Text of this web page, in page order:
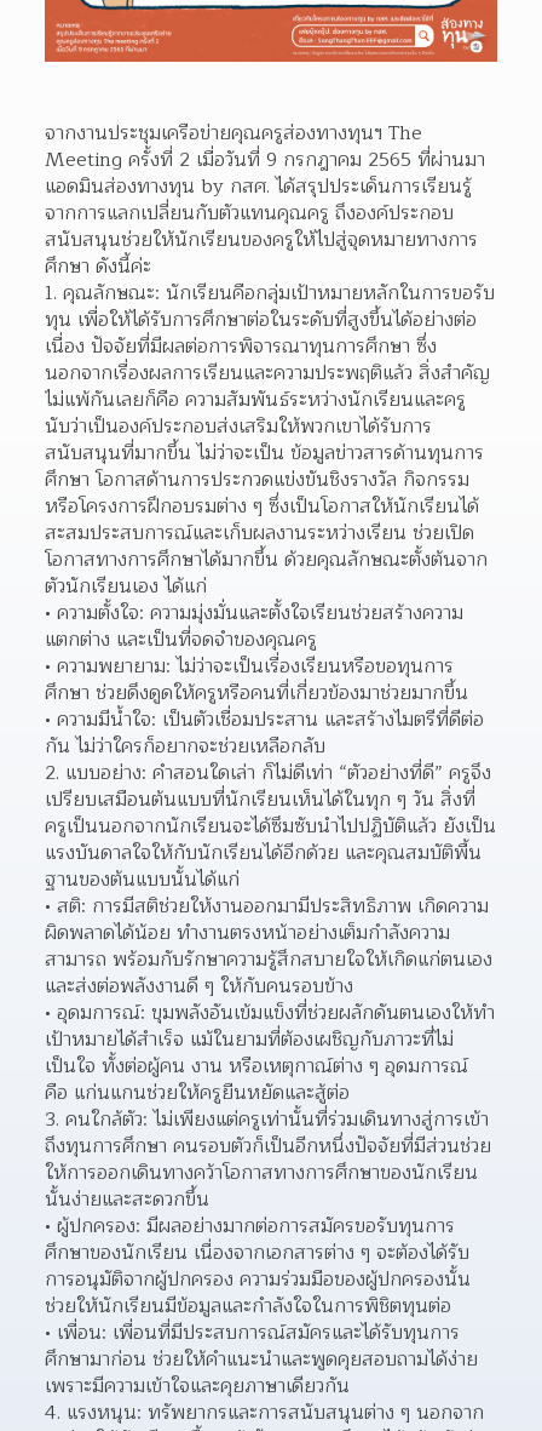
จากงานประชุมเครือข่ายคุณครูส่องทางทุนฯ The
Meeting ครั้งที่ 2 เมื่อวันที่ 9 กรกฎาคม 2565 ที่ผ่านมา
แอดมินส่องทางทุน by กสศ. ได้สรุปประเด็นการเรียนรู้
จากการแลกเปลี่ยนกับตัวแทนคุณครู ถึงองค์ประกอบ
สนับสนุนช่วยให้นักเรียนของครูให้ไปสู่จุดหมายทางการ
ศึกษา ดังนี้ค่ะ
1. คุณลักษณะ: นักเรียนคือกลุ่มเป้าหมายหลักในการขอรับ
ทุน เพื่อให้ได้รับการศึกษาต่อในระดับที่สูงขึ้นได้อย่างต่อ
เนื่อง ปัจจัยที่มีผลต่อการพิจารณาทุนการศึกษา ซึ่ง
นอกจากเรื่องผลการเรียนและความประพฤติแล้ว สิ่งสำคัญ
ไม่แพ้กันเลยก็คือ ความสัมพันธ์ระหว่างนักเรียนและครู
นับว่าเป็นองค์ประกอบส่งเสริมให้พวกเขาได้รับการ
สนับสนุนที่มากขึ้น ไม่ว่าจะเป็น ข้อมูลข่าวสารด้านทุนการ
ศึกษา โอกาสด้านการประกวดแข่งขันชิงรางวัล กิจกรรม
หรือโครงการฝึกอบรมต่าง ๆ ซึ่งเป็นโอกาสให้นักเรียนได้
สะสมประสบการณ์และเก็บผลงานระหว่างเรียน ช่วยเปิด
โอกาสทางการศึกษาได้มากขึ้น ด้วยคุณลักษณะตั้งต้นจาก
ตัวนักเรียนเอง ได้แก่
ความตั้งใจ: ความมุ่งมั่นและตั้งใจเรียนช่วยสร้างความ
แตกต่าง และเป็นที่จดจำของคุณครู
ความพยายาม: ไม่ว่าจะเป็นเรื่องเรียนหรือขอทุนการ
ศึกษา ช่วยดึงดูดให้ครูหรือคนที่เกี่ยวข้องมาช่วยมากขึ้น
ความมีน้ำใจ: เป็นตัวเชื่อมประสาน และสร้างไมตรีที่ดีต่อ
กัน ไม่ว่าใครก็อยากจะช่วยเหลือกลับ
2. แบบอย่าง: คำสอนใดเล่า ก็ไม่ดีเท่า “ตัวอย่างที่ดี” ครูจึง
เปรียบเสมือนต้นแบบที่นักเรียนเห็นได้ในทุก ๆ วัน สิ่งที่
ครูเป็นนอกจากนักเรียนจะได้ซึมซับนำไปปฏิบัติแล้ว ยังเป็น
แรงบันดาลใจให้กับนักเรียนได้อีกด้วย และคุณสมบัติพื้น
ฐานของต้นแบบนั้นได้แก่
สติ: การมีสติช่วยให้งานออกมามีประสิทธิภาพ เกิดความ
ผิดพลาดได้น้อย ทำงานตรงหน้าอย่างเต็มกำลังความ
สามารถ พร้อมกับรักษาความรู้สึกสบายใจให้เกิดแก่ตนเอง
และส่งต่อพลังงานดี ๆ ให้กับคนรอบข้าง
อุดมการณ์: ขุมพลังอันเข้มแข็งที่ช่วยผลักดันตนเองให้ทำ
เป้าหมายได้สำเร็จ แม้ในยามที่ต้องเผชิญกับภาวะที่ไม่
เป็นใจ ทั้งต่อผู้คน งาน หรือเหตุกาณ์ต่าง ๆ อุดมการณ์
คือ แก่นแกนช่วยให้ครูยืนหยัดและสู้ต่อ
3. คนใกล้ตัว: ไม่เพียงแต่ครูเท่านั้นที่ร่วมเดินทางสู่การเข้า
ถึงทุนการศึกษา คนรอบตัวก็เป็นอีกหนึ่งปัจจัยที่มีส่วนช่วย
ให้การออกเดินทางคว้าโอกาสทางการศึกษาของนักเรียน
นั้นง่ายและสะดวกขึ้น
ผู้ปกครอง: มีผลอย่างมากต่อการสมัครขอรับทุนการ
ศึกษาของนักเรียน เนื่องจากเอกสารต่าง ๆ จะต้องได้รับ
การอนุมัติจากผู้ปกครอง ความร่วมมือของผู้ปกครองนั้น
ช่วยให้นักเรียนมีข้อมูลและกำลังใจในการพิชิตทุนต่อ
เพื่อน: เพื่อนที่มีประสบการณ์สมัครและได้รับทุนการ
ศึกษามาก่อน ช่วยให้คำแนะนำและพูดคุยสอบถามได้ง่าย
เพราะมีความเข้าใจและคุยภาษาเดียวกัน
4. แรงหนุน: ทรัพยากรและการสนับสนุนต่าง ๆ นอกจาก